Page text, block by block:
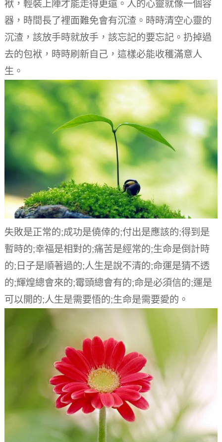
袱，輕裝上陣才能走得更遠。 人的心靈就像一個容
器，時間長了裡面難免會有沉渣。 時時清空心靈的
沉渣，該放手時就放手，該忘記的要忘記。 扔掉過
去的包袱，時時刷新自己，這樣必能收穫滿意人
生。
失敗是正常的;成功是僥倖的;付出是應該的;得到是
暫時的;幸福是相對的;痛苦是經常的;生命是倒計時
的;日子是順著過的;人生是說不清的;命運是猜不透
的;輝煌總會來的;霉頭總會有的;命是必須信的;運是
可以開的;人生是需要悟的;生命是需要愛的。